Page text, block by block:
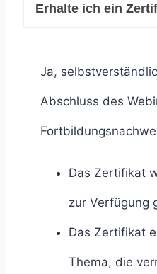
Erhalte ich ein
Ja,
Abschluss des
Das Zertifikat
zur Verfügung
Das Zertifikat
Thema, die